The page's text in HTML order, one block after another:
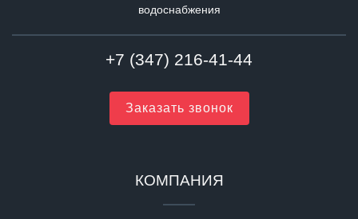
водоснабжения
+7 (347) 216-41-44
Заказать звонок
КОМПАНИЯ